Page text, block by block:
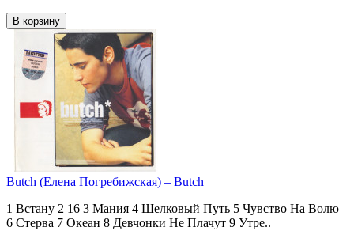
В корзину
Butch (Елена Погребижская) ‎– Butch
1 Встану 2 16 3 Мания 4 Шелковый Путь 5 Чувство На Волю
6 Стерва 7 Океан 8 Девчонки Не Плачут 9 Утре..